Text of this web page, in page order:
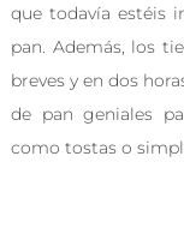
que todavía estéis
pan. Además, los
breves y en dos
de pan geniales
como tostas o